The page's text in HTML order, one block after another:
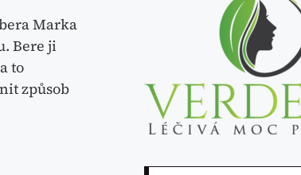
Marka
Bere ji
to
způsob